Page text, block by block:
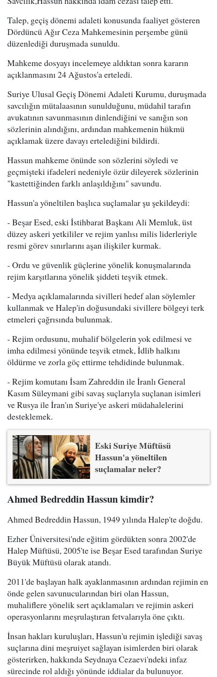
Talep, geçiş dönemi adaleti konusunda faaliyet gösteren
Dördüncü Ağır Ceza Mahkemesinin perşembe günü
düzenlediği duruşmada sunuldu.
Mahkeme dosyayı incelemeye aldıktan sonra kararın
açıklanmasını 24 Ağustos'a erteledi.
Suriye Ulusal Geçiş Dönemi Adaleti Kurumu, duruşmada
savcılığın mütalaasının sunulduğunu, müdahil tarafın
avukatının savunmasının dinlendiğini ve sanığın son
sözlerinin alındığını, ardından mahkemenin hükmü
açıklamak üzere davayı ertelediğini bildirdi.
Hassun mahkeme önünde son sözlerini söyledi ve
geçmişteki ifadeleri nedeniyle özür dileyerek sözlerinin
"kastettiğinden farklı anlaşıldığını" savundu.
Hassun'a yöneltilen başlıca suçlamalar şu şekildeydi:
- Beşar Esed, eski İstihbarat Başkanı Ali Memluk, üst
düzey askeri yetkililer ve rejim yanlısı milis liderleriyle
resmi görev sınırlarını aşan ilişkiler kurmak.
- Ordu ve güvenlik güçlerine yönelik konuşmalarında
rejim karşıtlarına yönelik şiddeti teşvik etmek.
- Medya açıklamalarında sivilleri hedef alan söylemler
kullanmak ve Halep'in doğusundaki sivillere bölgeyi terk
etmeleri çağrısında bulunmak.
- Rejim ordusunu, muhalif bölgelerin yok edilmesi ve
imha edilmesi yönünde teşvik etmek, İdlib halkını
öldürme ve zorla göç ettirme tehdidinde bulunmak.
- Rejim komutanı İsam Zahreddin ile İranlı General
Kasım Süleymani gibi savaş suçlarıyla suçlanan isimleri
ve Rusya ile İran'ın Suriye'ye askeri müdahalelerini
desteklemek.
Eski Suriye Müftüsü
Hassun'a yöneltilen
suçlamalar neler?
Ahmed Bedreddin Hassun kimdir?
Ahmed Bedreddin Hassun, 1949 yılında Halep'te doğdu.
Ezher Üniversitesi'nde eğitim gördükten sonra 2002'de
Halep Müftüsü, 2005'te ise Beşar Esed tarafından Suriye
Büyük Müftüsü olarak atandı.
2011'de başlayan halk ayaklanmasının ardından rejimin en
önde gelen savunucularından biri olan Hassun,
muhaliflere yönelik sert açıklamaları ve rejimin askeri
operasyonlarını meşrulaştıran fetvalarıyla öne çıktı.
İnsan hakları kuruluşları, Hassun'u rejimin işlediği savaş
suçlarına dini meşruiyet sağlayan isimlerden biri olarak
gösterirken, hakkında Seydnaya Cezaevi'ndeki infaz
sürecinde rol aldığı yönünde iddialar da bulunuyor.